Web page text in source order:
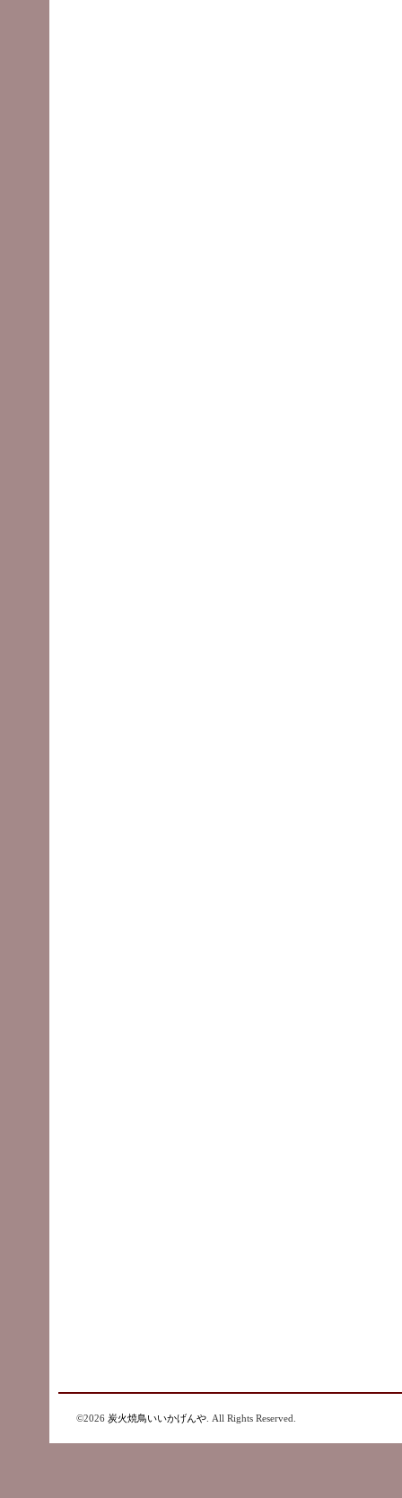
©2026 炭火焼鳥いいかげんや . All Rights Reserved.